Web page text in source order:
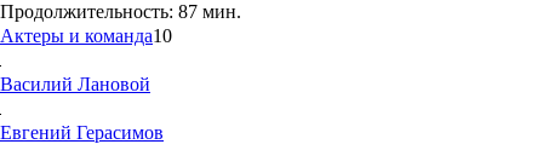
Продолжительность: 87 мин.
Актеры и команда10
Василий Лановой
Евгений Герасимов